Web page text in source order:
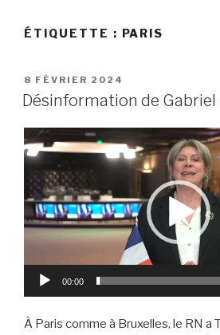
ÉTIQUETTE : PARIS
PUBLIÉ
LE
8 FÉVRIER 2024
Désinformation de Gabriel
Lecteur
vidéo
00:00
À Paris comme à Bruxelles, le RN a